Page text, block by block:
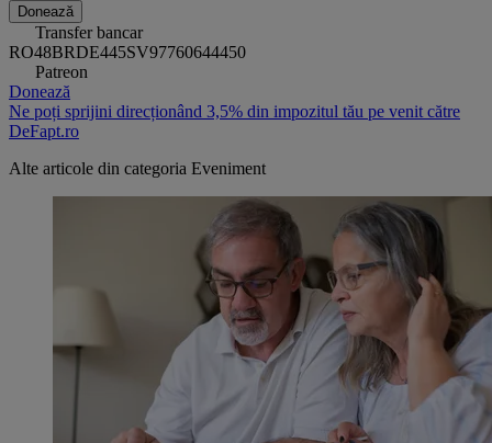
Donează
Transfer bancar
RO48BRDE445SV97760644450
Patreon
Donează
Ne poți sprijini direcționând 3,5% din impozitul tău pe venit către
DeFapt.ro
Alte articole din categoria Eveniment